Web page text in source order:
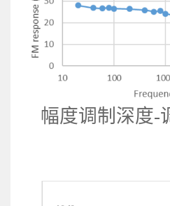
幅度调制深度-